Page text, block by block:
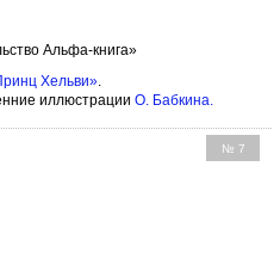
Альфа-книга»
Хельви»
иллюстрации О. Бабкина
№ 7